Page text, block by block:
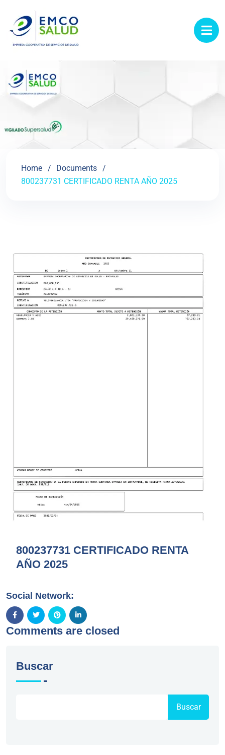
Home
Documents
800237731 CERTIFICADO RENTA AÑO 2025
800237731 CERTIFICADO RENTA
AÑO 2025
Social Network:
Comments are closed
Buscar
Buscar